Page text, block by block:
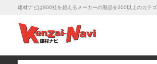
建材ナビは800社を超えるメーカーの製品を200以上のカテ